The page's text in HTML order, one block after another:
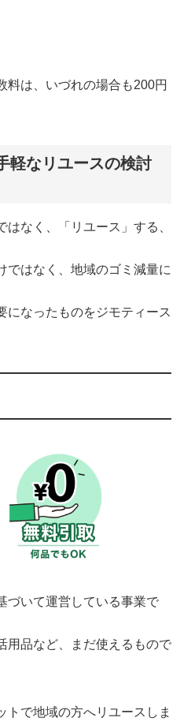
料は、いづれの場合も200円
軽なリユースの検討
なく、「リユース」する、
ではなく、地域のゴミ減量に
になったものをジモティース
づいて運営している事業で
用品など、まだ使えるもので
トで地域の方へリユースしま